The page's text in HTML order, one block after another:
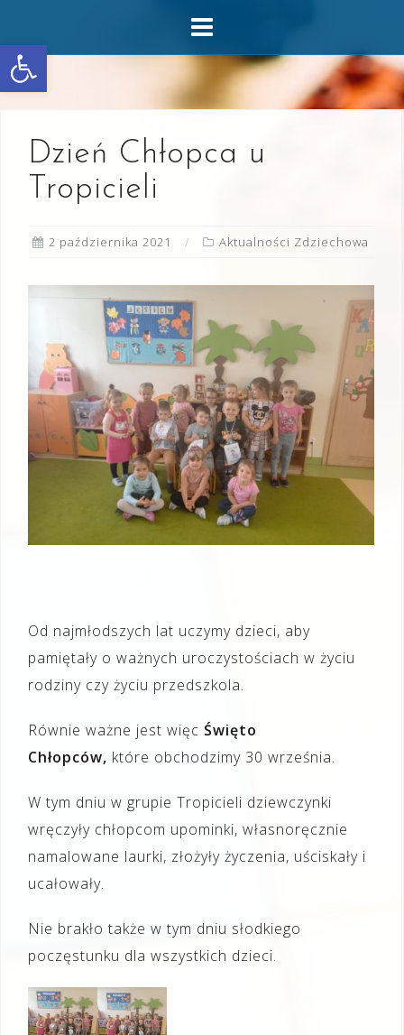
Otwórz pasek narzędzi
content
Dzień Chłopca u
Tropicieli
2 października 2021 Aktualności Zdziechowa
Od najmłodszych lat uczymy dzieci, aby
pamiętały o ważnych uroczystościach w życiu
rodziny czy życiu przedszkola.
Równie ważne jest więc Święto
Chłopców, które obchodzimy 30 września.
W tym dniu w grupie Tropicieli dziewczynki
wręczyły chłopcom upominki, własnoręcznie
namalowane laurki, złożyły życzenia, uściskały i
ucałowały.
Nie brakło także w tym dniu słodkiego
poczęstunku dla wszystkich dzieci.